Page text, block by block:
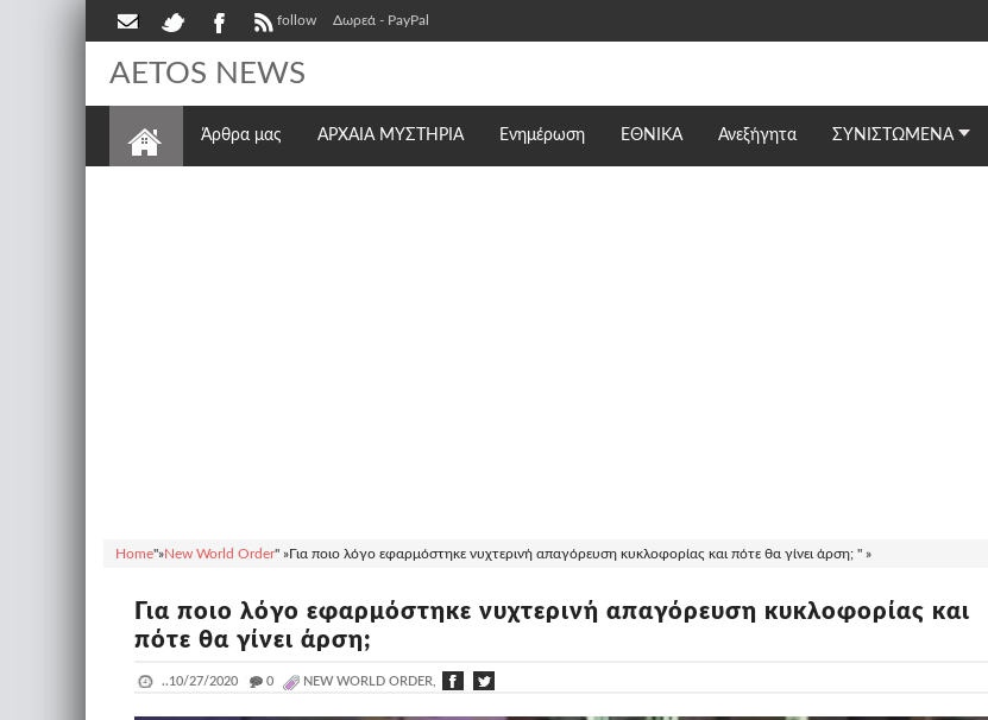
follow Δωρεά - PayPal
AETOS NEWS
Άρθρα μας ΑΡΧΑΙΑ ΜΥΣΤΗΡΙΑ Ενημέρωση ΕΘΝΙΚΆ Ανεξήγητα ΣΥΝΙΣΤΩΜΕΝΑ
Home"»New World Order" »Για ποιο λόγο εφαρμόστηκε νυχτερινή απαγόρευση κυκλοφορίας και πότε θα γίνει άρση; " »
Για ποιο λόγο εφαρμόστηκε νυχτερινή απαγόρευση κυκλοφορίας και
πότε θα γίνει άρση;
..10/27/2020 _ 0 NEW WORLD ORDER,